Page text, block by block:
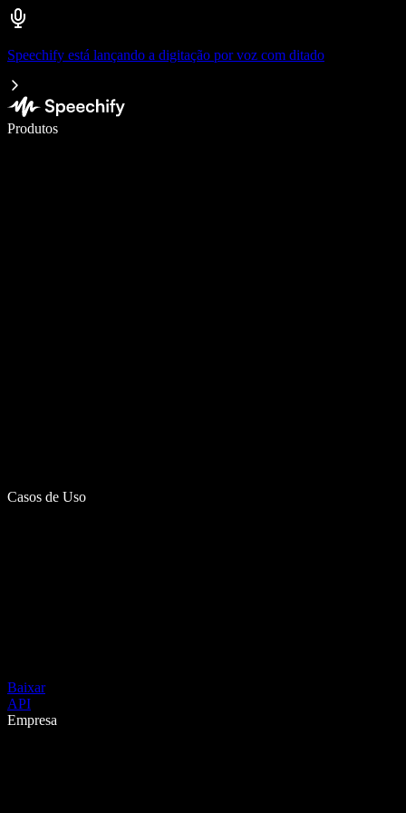
Speechify está lançando a digitação por voz com ditado
Produtos
Escreva 5× mais rápido com digitação por voz
Casos de Uso
Baixar
API
Empresa